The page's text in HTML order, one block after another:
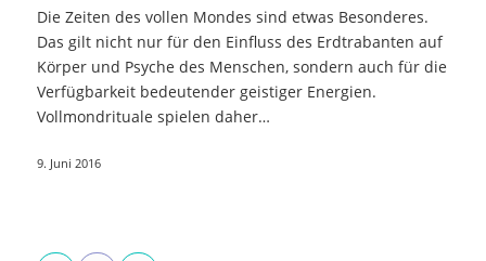
Die Zeiten des vollen Mondes sind etwas Besonderes.
Das gilt nicht nur für den Einfluss des Erdtrabanten auf
Körper und Psyche des Menschen, sondern auch für die
Verfügbarkeit bedeutender geistiger Energien.
Vollmondrituale spielen daher…
9. Juni 2016